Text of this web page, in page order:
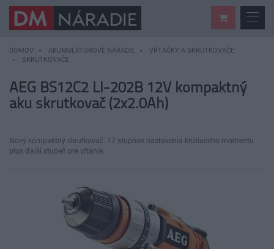
DOMOV AKUMULÁTOROVÉ NÁRADIE
VŔTAČKY A SKRUTKOVAČE
SKRUTKOVAČE
AEG BS12C2 LI-202B 12V kompaktný
aku skrutkovač (2x2.0Ah)
Nový kompaktný skrutkovač. 17 stupňov nastavenia krútiaceho momentu
plus ďalší stupeň pre vŕtanie.